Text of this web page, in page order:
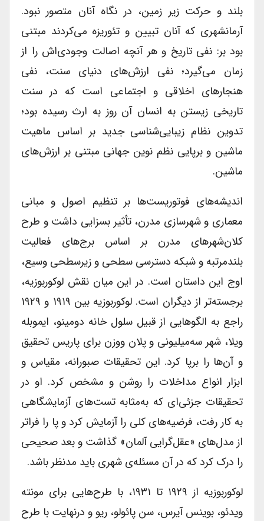
بلند و حرکت زیر زمین، در نگاه آنان متصور نبود.
آرمانشهری که آنان تبیین و تئوریزه می‌کردند مبتنی
بود بر: نفی تاریخ و هر آنچه اصالت وجودی‌اش را از
زمان می‌گیرد؛ نفی ارزش‌های دنیای سنت، نفی
هنجارهای اخلاقی و اجتماعی است که در سنت
تاریخی زیستن به انسان آن روز به ارث رسیده بود؛
تدوین نظام زیبایی‌شناسی جدید بر اساس ماهیت
ماشین و برپایی نظم نوین جهانی مبتنی بر ارزش‌های
ماشین.
اندیشه‌های فوتوریست‌ها بر تنظیم اصول و مبانی
معماری و شهرسازی مدرن، تأثیر بسزایی داشت و طرح
کلان‌شهرهای مدرن بر اساس برج‌های فعالیت
بلندمرتبه و شبکه دسترسی سطحی و زیرسطحی وسیع،
اوج این داستان است. در این میان نقش لوکوربوزیه،
برجسته‌تر از دیگران است. لوکوربوزیه بین ۱۹۱۹ و ۱۹۲۹
راجع به الگوهایی از قبیل سلول خانه دومینو، ایموبله
ویلا، شهر سه‌میلیونی و پلان ووزن برای پاریس تحقیق
و آن‌ها را برپا کرد. این تحقیقات صبورانه، مقیاس و
ابزار انواع مداخلات را روشن و مشخص کرد. او در
تحقیقات جزئی‌ای که به‌مثابه تست‌های آزمایشگاهی
به کار رفت، فرضیه‌های کلی را آزمایش کرد و پا را فراتر
از مدل‌های «عقل‌گرایی آلمان» گذاشت و بعد صحیحی
را درک کرد که در آن مسئله‌ی شهری باید مدنظر باشد.
لوکوربوزیه از ۱۹۲۹ تا ۱۹۳۱، با طرح‌هایی برای مونته
ویدئو، بوینس آیرس، سن پائولو، ریو و درنهایت با طرح